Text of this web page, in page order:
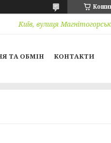
Київ, вулиця
ТА ОБМІН КОНТАКТИ